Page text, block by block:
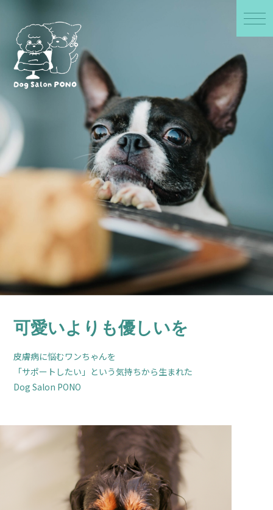
可愛いよりも優しいを
皮膚病に悩むワンちゃんを
「サポートしたい」という気持ちから生まれた
Dog Salon PONO